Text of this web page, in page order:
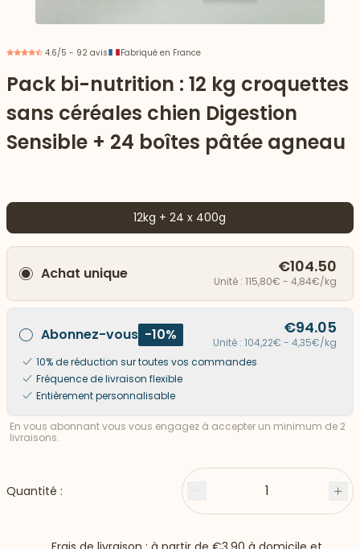
vers le bas
4.6/5 - 92 avis Fabriqué en France
Pack bi-nutrition : 12 kg croquettes
sans céréales chien Digestion
Sensible + 24 boîtes pâtée agneau
12kg + 24 x 400g
Achat unique €104.50
Unité : 115,80€ - 4,84€/kg
Abonnez-vous -10% €94.05
Unité : 104,22€ - 4,35€/kg
10% de réduction sur toutes vos commandes
Fréquence de livraison flexible
Entièrement personnalisable
En vous abonnant vous vous engagez à accepter un minimum de 2
livraisons.
Quantité : Moins 1